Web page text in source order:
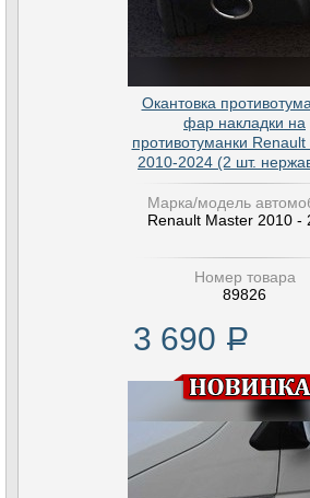
Окантовка
фар накладки на
противотуманки
2010-2024 (2 шт.
Марка/модель
Renault Master 2010 -
Номер товара
89826
3 690 Р